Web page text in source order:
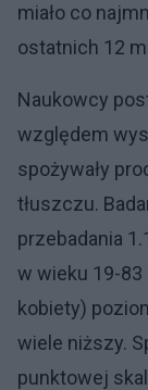
miało co
ostatnich 12
Naukowcy
względem
spożywały
tłuszczu.
przebadania
w wieku 19-
kobiety)
wiele niższy.
punktowej